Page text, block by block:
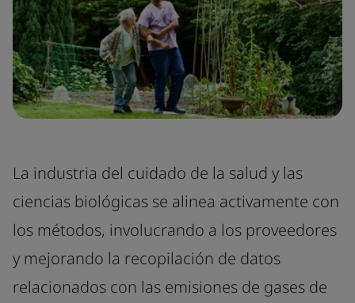
La industria del cuidado de la salud y las
ciencias biológicas se alinea activamente con
los métodos, involucrando a los proveedores
y mejorando la recopilación de datos
relacionados con las emisiones de gases de